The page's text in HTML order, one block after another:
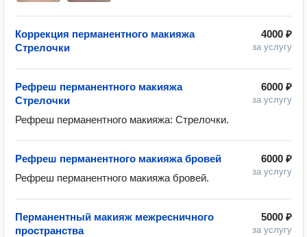
4000 ₽
за услугу
Коррекция перманентного макияжа
Стрелочки
6000 ₽
за услугу
Рефреш перманентного макияжа
Стрелочки
Рефреш перманентного макияжа: Стрелочки.
6000 ₽
за услугу
Рефреш перманентного макияжа бровей
Рефреш перманентного макияжа бровей.
5000 ₽
за услугу
Перманентный макияж межресничного
пространства